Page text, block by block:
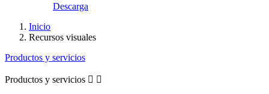
Descarga
Inicio
Recursos visuales
Productos y servicios
Productos y servicios  